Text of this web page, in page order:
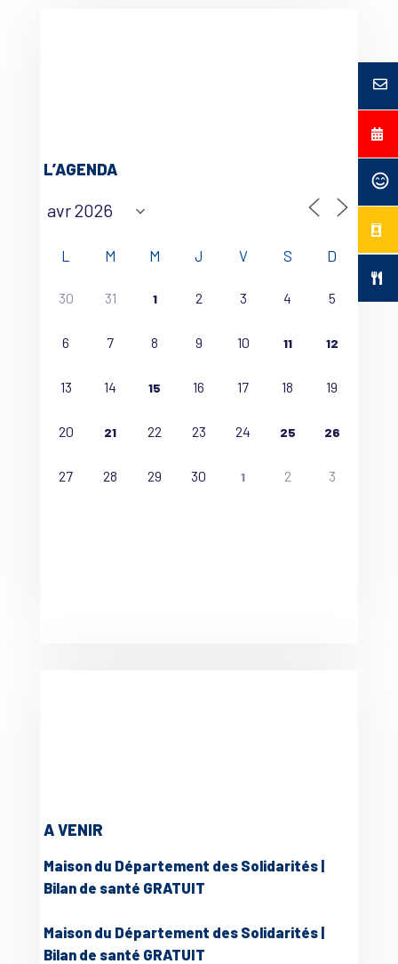
L’AGENDA
L M M J V S D
30 31 1 2 3 4 5
6 7 8 9 10 11 12
13 14 15 16 17 18 19
20 21 22 23 24 25 26
27 28 29 30 1 2 3
A VENIR
Maison du Département des Solidarités |
Bilan de santé GRATUIT
Maison du Département des Solidarités |
Bilan de santé GRATUIT